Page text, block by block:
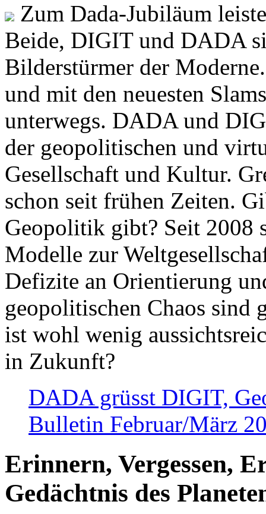
Zum Dada-Jubiläum
Beide, DIGIT und DADA
Bilderstürmer der
und mit den neuesten
unterwegs. DADA und
der geopolitischen und
Gesellschaft und Kultur.
schon seit frühen Zeiten.
Geopolitik gibt? Seit 2008
Modelle zur
Defizite an Orientierung
geopolitischen Chaos sind
ist wohl wenig
in Zukunft?
DADA grüsst DIGIT,
Bulletin Februar/März
Erinnern, Vergessen,
Gedächtnis des